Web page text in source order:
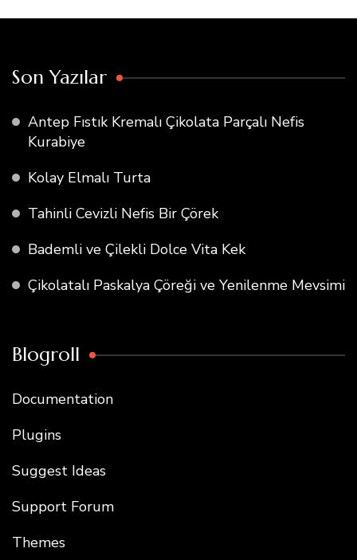
Son Yazılar
Antep Fıstık Kremalı Çikolata Parçalı Nefis
Kurabiye
Kolay Elmalı Turta
Tahinli Cevizli Nefis Bir Çörek
Bademli ve Çilekli Dolce Vita Kek
Çikolatalı Paskalya Çöreği ve Yenilenme Mevsimi
Blogroll
Documentation
Plugins
Suggest Ideas
Support Forum
Themes